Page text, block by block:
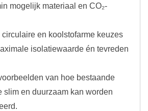
mogelijk materiaal en CO₂-
circulaire en koolstofarme keuzes
isolatiewaarde én tevreden
van hoe bestaande
slim en duurzaam kan worden